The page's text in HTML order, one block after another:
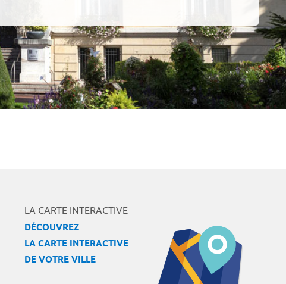
LA CARTE INTERACTIVE
DÉCOUVREZ
LA CARTE INTERACTIVE
DE VOTRE VILLE